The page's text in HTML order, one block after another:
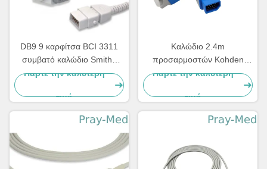
DB9 9 καρφίτσα BCI 3311
συμβατό καλώδιο Smiths
επέκτασης Spo2 ιατρικό
Πάρτε την καλύτερη
τιμή
Καλώδιο 2.4m
προσαρμοστών Kohden
Spo2 Nihon 14 σακάκι
Πάρτε την καλύτερη
τιμή